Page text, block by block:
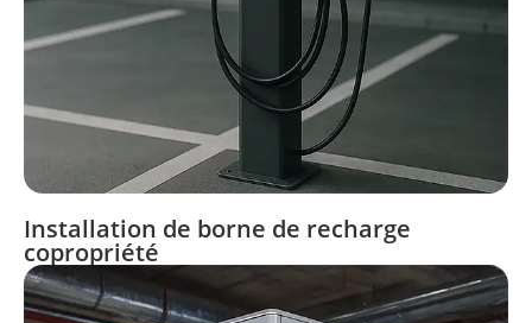
Installation de borne de recharge
copropriété